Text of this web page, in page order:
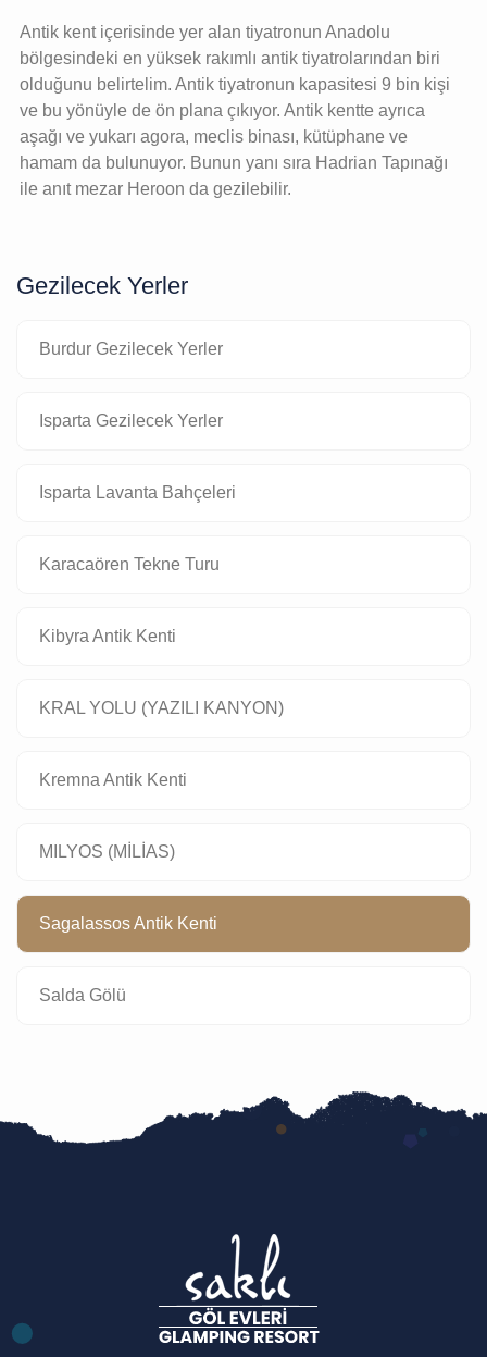
Antik kent içerisinde yer alan tiyatronun Anadolu
bölgesindeki en yüksek rakımlı antik tiyatrolarından biri
olduğunu belirtelim. Antik tiyatronun kapasitesi 9 bin kişi
ve bu yönüyle de ön plana çıkıyor. Antik kentte ayrıca
aşağı ve yukarı agora, meclis binası, kütüphane ve
hamam da bulunuyor. Bunun yanı sıra Hadrian Tapınağı
ile anıt mezar Heroon da gezilebilir.
Gezilecek Yerler
Burdur Gezilecek Yerler
Isparta Gezilecek Yerler
Isparta Lavanta Bahçeleri
Karacaören Tekne Turu
Kibyra Antik Kenti
KRAL YOLU (YAZILI KANYON)
Kremna Antik Kenti
MILYOS (MİLİAS)
Sagalassos Antik Kenti
Salda Gölü